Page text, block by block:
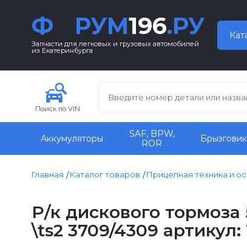
Ф РУМ196.РУ
Запчасти для легковых и грузовых автомобилей
из Екатеринбурга
Поиск по VIN
Аккумуляторы
SAF, BPW,
ROR
Главная Каталог товаров Прицепная техника и
Р/к дискового
\ts2 3709/4309 артикул: